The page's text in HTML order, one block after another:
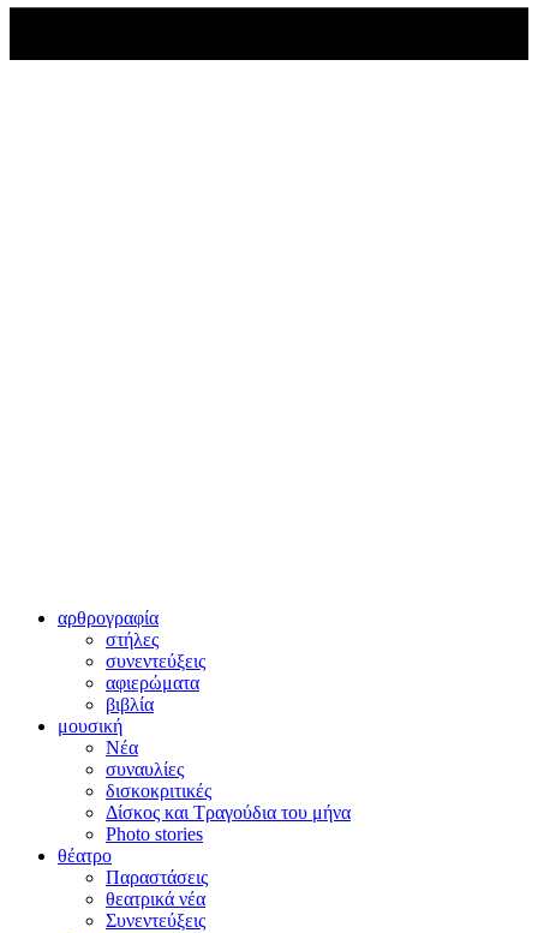
αρθρογραφία
στήλες
συνεντεύξεις
αφιερώματα
βιβλία
μουσική
Νέα
συναυλίες
δισκοκριτικές
Δίσκος και Τραγούδια του μήνα
Photo stories
θέατρο
Παραστάσεις
θεατρικά νέα
Συνεντεύξεις